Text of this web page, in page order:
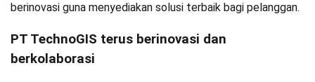
berinovasi guna menyediakan solusi terbaik bagi pelanggan.
PT TechnoGIS terus berinovasi dan
berkolaborasi